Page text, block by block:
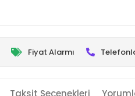
Fiyat Alarmı
Taksit Seçenekleri